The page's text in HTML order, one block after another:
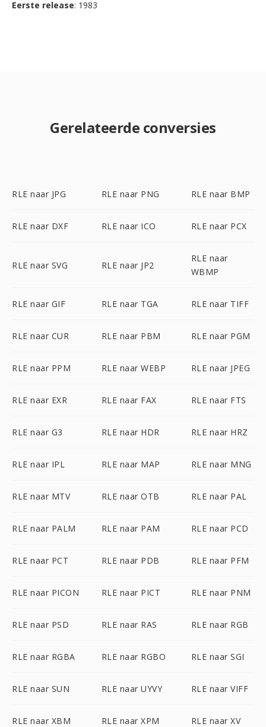
Eerste release: 1983
Gerelateerde conversies
RLE naar JPG RLE naar PNG RLE naar BMP
RLE naar DXF RLE naar ICO RLE naar PCX
RLE naar SVG RLE naar JP2
RLE naar
WBMP
RLE naar GIF RLE naar TGA RLE naar TIFF
RLE naar CUR RLE naar PBM RLE naar PGM
RLE naar PPM RLE naar WEBP RLE naar JPEG
RLE naar EXR RLE naar FAX RLE naar FTS
RLE naar G3 RLE naar HDR RLE naar HRZ
RLE naar IPL RLE naar MAP RLE naar MNG
RLE naar MTV RLE naar OTB RLE naar PAL
RLE naar PALM RLE naar PAM RLE naar PCD
RLE naar PCT RLE naar PDB RLE naar PFM
RLE naar PICON RLE naar PICT RLE naar PNM
RLE naar PSD RLE naar RAS RLE naar RGB
RLE naar RGBA RLE naar RGBO RLE naar SGI
RLE naar SUN RLE naar UYVY RLE naar VIFF
RLE naar XBM RLE naar XPM RLE naar XV